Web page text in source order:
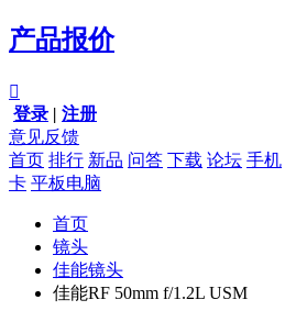
产品报价

登录 | 注册
意见反馈
首页 排行 新品 问答 下载 论坛 手机
卡 平板电脑
首页
镜头
佳能镜头
佳能RF 50mm f/1.2L USM